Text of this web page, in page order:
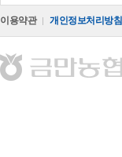
이용약관 개인정보처리방침